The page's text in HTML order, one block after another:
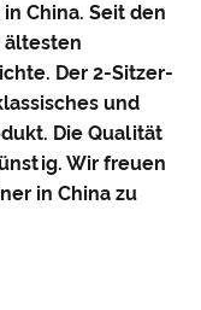
China. Seit den
ältesten
Der 2-Sitzer-
und
Die Qualität
Wir freuen
in China zu